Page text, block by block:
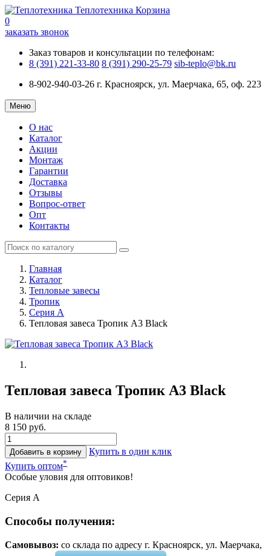
Теплотехника Корзина
0
заказать звонок
Заказ товаров и консультации по телефонам:
8 (391) 221-33-80 8 (391) 290-25-79 sib-teplo@bk.ru
8-902-940-03-26 г. Красноярск, ул. Маерчака, 65, оф. 223
Меню
О нас
Каталог
Акции
Монтаж
Гарантии
Доставка
Отзывы
Вопрос-ответ
Опт
Контакты
Главная
Каталог
Тепловые завесы
Тропик
Серия А
Тепловая завеса Тропик А3 Black
Тепловая завеса Тропик А3 Black
В наличии на складе
8 150 руб.
Добавить в корзину
Купить в один клик
Купить оптом*
Особые уловия для оптовиков!
Серия А
Способы получения:
Самовывоз: cо склада по адресу г. Красноярск, ул. Маерчака,